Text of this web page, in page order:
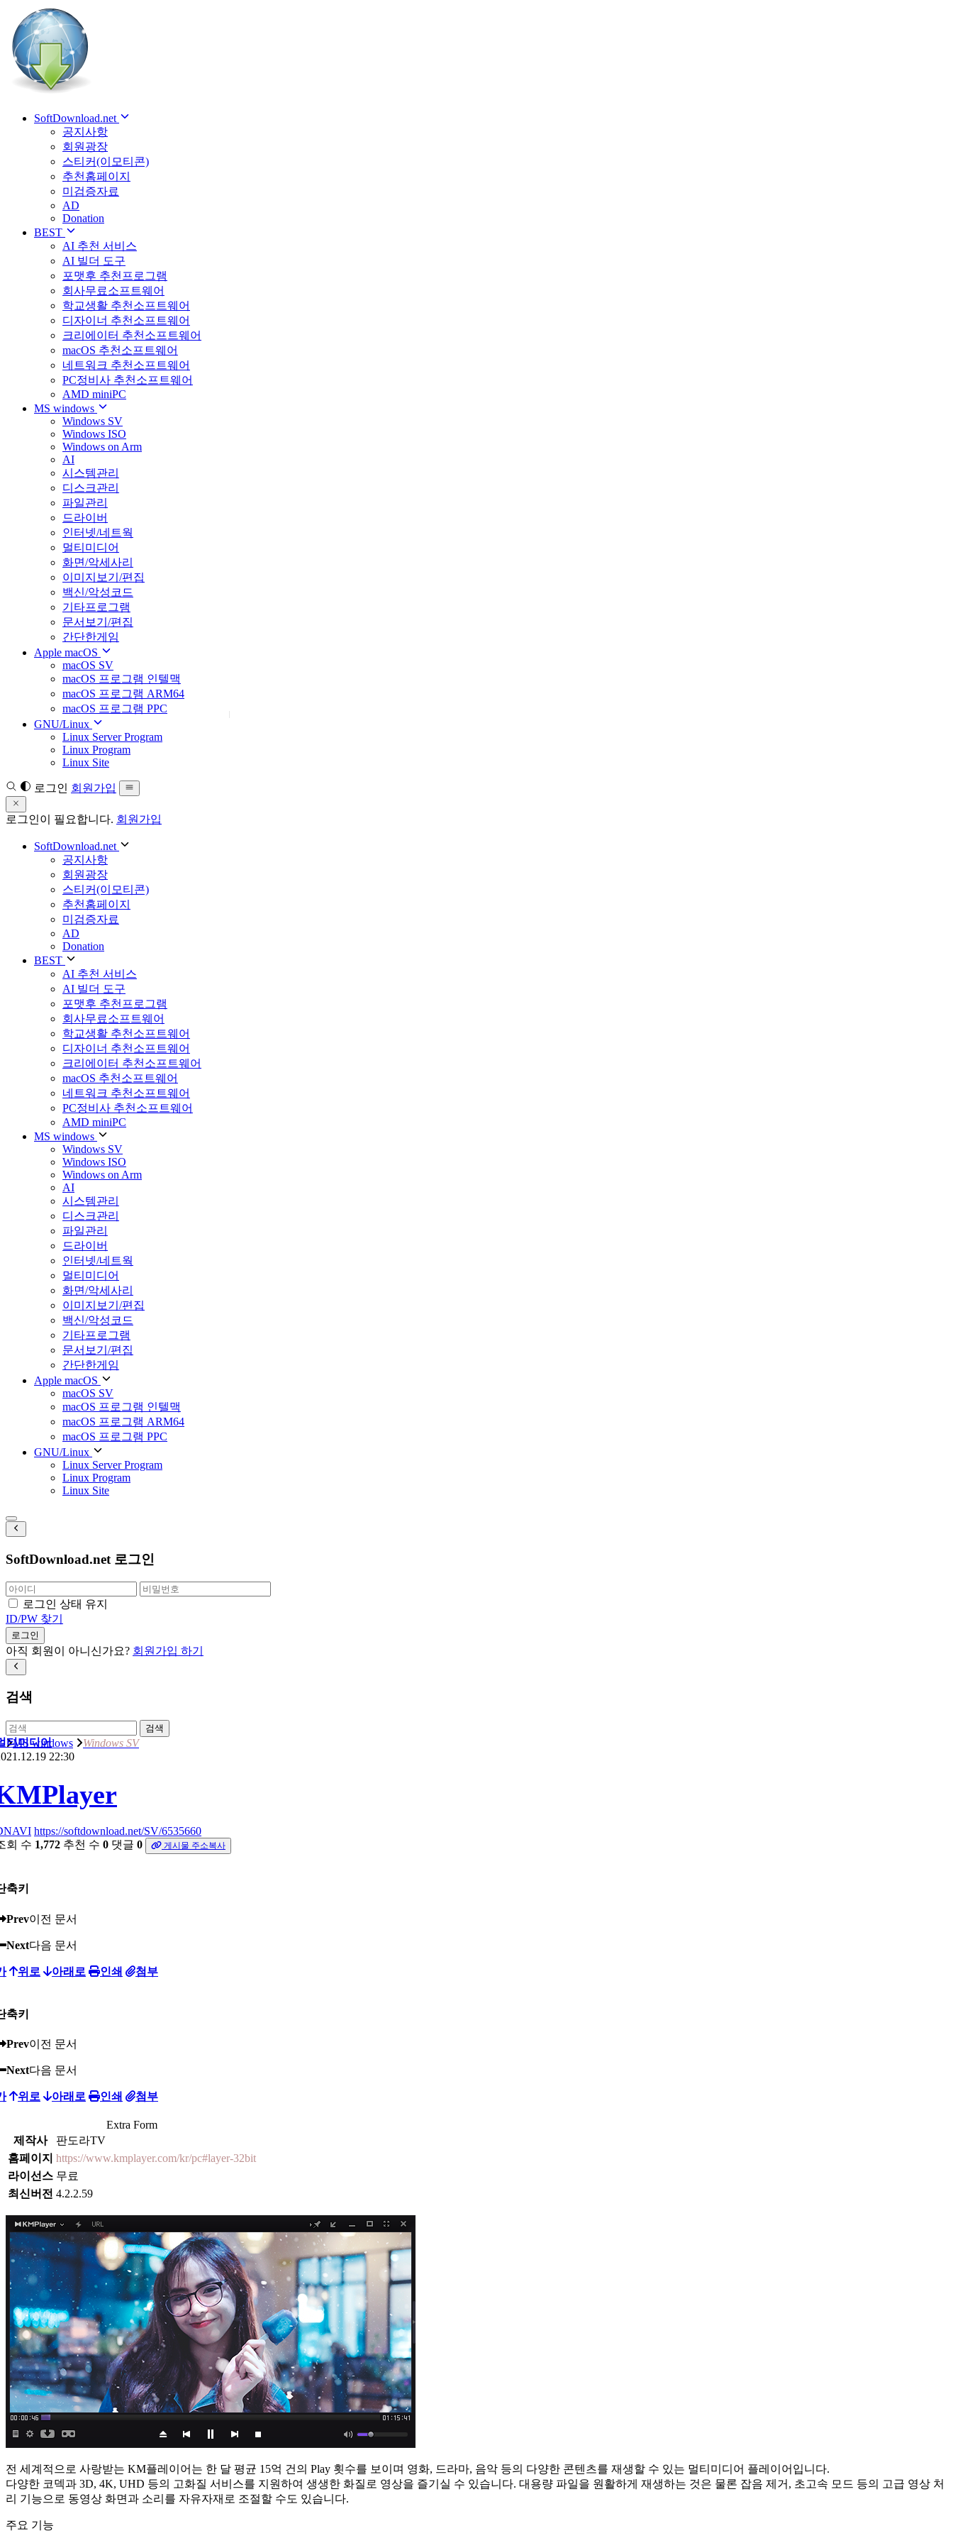
SoftDownload.net
공지사항
회원광장
스티커(이모티콘)
추천홈페이지
미검증자료
AD
Donation
BEST
AI 추천 서비스
AI 빌더 도구
포맷후 추천프로그램
회사무료소프트웨어
학교생활 추천소프트웨어
디자이너 추천소프트웨어
크리에이터 추천소프트웨어
macOS 추천소프트웨어
네트워크 추천소프트웨어
PC정비사 추천소프트웨어
AMD miniPC
MS windows
Windows SV
Windows ISO
Windows on Arm
AI
시스템관리
디스크관리
파일관리
드라이버
인터넷/네트웍
멀티미디어
화면/악세사리
이미지보기/편집
백신/악성코드
기타프로그램
문서보기/편집
간단한게임
Apple macOS
macOS SV
macOS 프로그램 인텔맥
macOS 프로그램 ARM64
macOS 프로그램 PPC
GNU/Linux
Linux Server Program
Linux Program
Linux Site
로그인 회원가입
로그인이 필요합니다. 회원가입
SoftDownload.net
공지사항
회원광장
스티커(이모티콘)
추천홈페이지
미검증자료
AD
Donation
BEST
AI 추천 서비스
AI 빌더 도구
포맷후 추천프로그램
회사무료소프트웨어
학교생활 추천소프트웨어
디자이너 추천소프트웨어
크리에이터 추천소프트웨어
macOS 추천소프트웨어
네트워크 추천소프트웨어
PC정비사 추천소프트웨어
AMD miniPC
MS windows
Windows SV
Windows ISO
Windows on Arm
AI
시스템관리
디스크관리
파일관리
드라이버
인터넷/네트웍
멀티미디어
화면/악세사리
이미지보기/편집
백신/악성코드
기타프로그램
문서보기/편집
간단한게임
Apple macOS
macOS SV
macOS 프로그램 인텔맥
macOS 프로그램 ARM64
macOS 프로그램 PPC
GNU/Linux
Linux Server Program
Linux Program
Linux Site
SoftDownload.net 로그인
로그인 상태 유지
ID/PW 찾기
로그인
아직 회원이 아니신가요? 회원가입 하기
검색
검색
MS windows Windows SV
티미디어
22:30
https://softdownload.net/SV/6535660
회 수 1,772 추천 수 0 댓글 0 게시물 주소복사
축키
Prev이전 문서
Next다음 문서
위로 아래로 인쇄 첨부
축키
Prev이전 문서
Next다음 문서
위로 아래로 인쇄 첨부
Extra Form
제작사
판도라TV
홈페이지 https://www.kmplayer.com/kr/pc#layer-32bit
라이선스 무료
최신버전 4.2.2.59
전 세계적으로 사랑받는 KM플레이어는 한 달 평균 15억 건의 Play 횟수를 보이며 영화, 드라마, 음악 등의 다양한 콘텐츠를 재생할 수 있는 멀티미디어 플레이어입니다.
다양한 코덱과 3D, 4K, UHD 등의 고화질 서비스를 지원하여 생생한 화질로 영상을 즐기실 수 있습니다. 대용량 파일을 원활하게 재생하는 것은 물론 잡음 제거, 초고속 모드 등의 고급 영상 처
리 기능으로 동영상 화면과 소리를 자유자재로 조절할 수도 있습니다.
주요 기능